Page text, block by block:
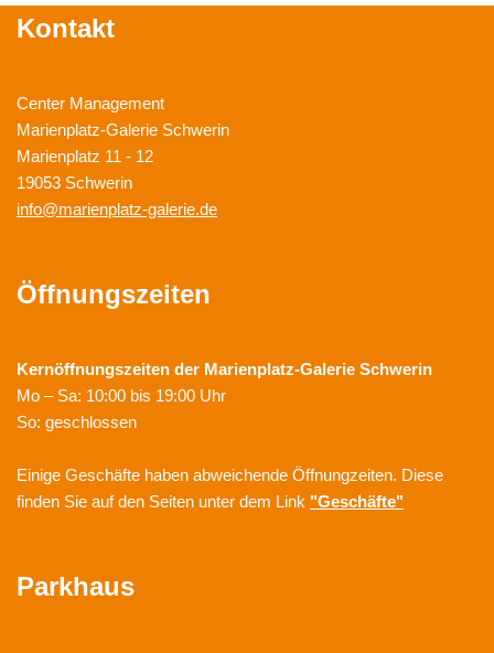
Kontakt
Center Management
Marienplatz-Galerie Schwerin
Marienplatz 11 - 12
19053 Schwerin
info@marienplatz-galerie.de
Öffnungszeiten
Kernöffnungszeiten der Marienplatz-Galerie Schwerin
Mo – Sa: 10:00 bis 19:00 Uhr
So: geschlossen
Einige Geschäfte haben abweichende Öffnungzeiten. Diese
finden Sie auf den Seiten unter dem Link "Geschäfte"
Parkhaus